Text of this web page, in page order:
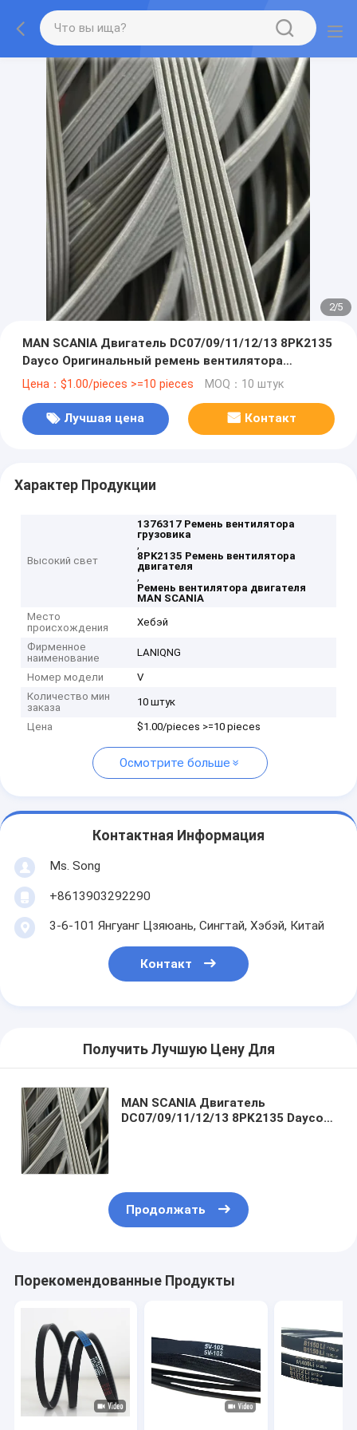
2/5
MAN SCANIA Двигатель DC07/09/11/12/13 8PK2135
Dayco Оригинальный ремень вентилятора
двигателя 1376317 Ремень вентилятора
Цена：$1.00/pieces >=10 pieces MOQ：10 штук
Лучшая цена Контакт
Характер Продукции
Высокий свет
1376317 Ремень вентилятора
грузовика
,
8PK2135 Ремень вентилятора
двигателя
,
Ремень вентилятора двигателя
MAN SCANIA
Место
происхождения
Хебэй
Фирменное
наименование
LANIQNG
Номер модели
V
Количество мин
заказа
10 штук
Цена $1.00/pieces >=10 pieces
Осмотрите больше
Контактная Информация
Ms. Song
+8613903292290
3-6-101 Янгуанг Цзяюань, Сингтай, Хэбэй, Китай
Контакт
Получить Лучшую Цену Для
MAN SCANIA Двигатель
DC07/09/11/12/13 8PK2135 Dayco
Продолжать
Порекомендованные Продукты